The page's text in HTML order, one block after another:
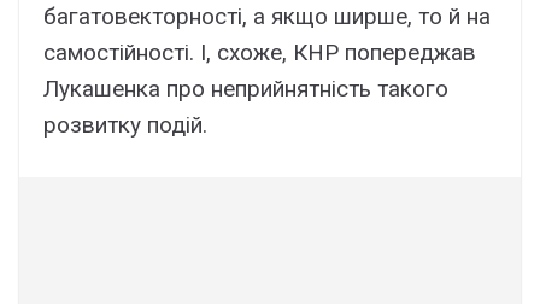
багатовекторності, а якщо ширше, то й на
самостійності. І, схоже, КНР попереджав
Лукашенка про неприйнятність такого
розвитку подій.